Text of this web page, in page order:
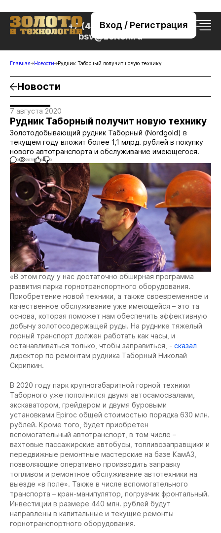
Вход / Регистрация
+7 (495) 221-76-32
bsv@zolteh.ru
Главная Новости Рудник Таборный получит новую технику
Новости
7 августа 2020
Рудник Таборный получит новую технику
Золотодобывающий рудник Таборный (Nordgold) в
текущем году вложит более 1,1 млрд. рублей в покупку
нового автотранспорта и обслуживание имеющегося.
0 2875 0 0
«В этом году у нас достаточно обширная программа
развития парка горнотранспортного оборудования.
Приобретение новой техники, а также своевременное и
качественное обслуживание уже имеющейся – это та
основа, которая поможет нам обеспечить эффективную
добычу золотосодержащей руды. На руднике тяжелый
горный транспорт должен работать как часы, и
останавливаться только, чтобы заправиться, - сказал
директор по ремонтам рудника Таборный Николай
Скрипкин.
В 2020 году парк крупногабаритной горной техники
Таборного уже пополнился двумя автосамосвалами,
экскаватором, грейдером и двумя буровыми
установками Epiroc общей стоимостью порядка 630 млн.
рублей. Кроме того, будет приобретен
вспомогательный автотранспорт, в том числе –
вахтовые пассажирские автобусы, топливозаправщики и
передвижные ремонтные мастерские на базе КамАЗ,
позволяющие оперативно производить заправку
топливом и ремонтное обслуживание автотехники на
выезде «в поле». Также в числе вспомогательного
транспорта – кран-манипулятор, погрузчик фронтальный.
Инвестиции в размере 440 млн. рублей будут
направлены в капитальные и текущие ремонты
горнотранспортного оборудования.